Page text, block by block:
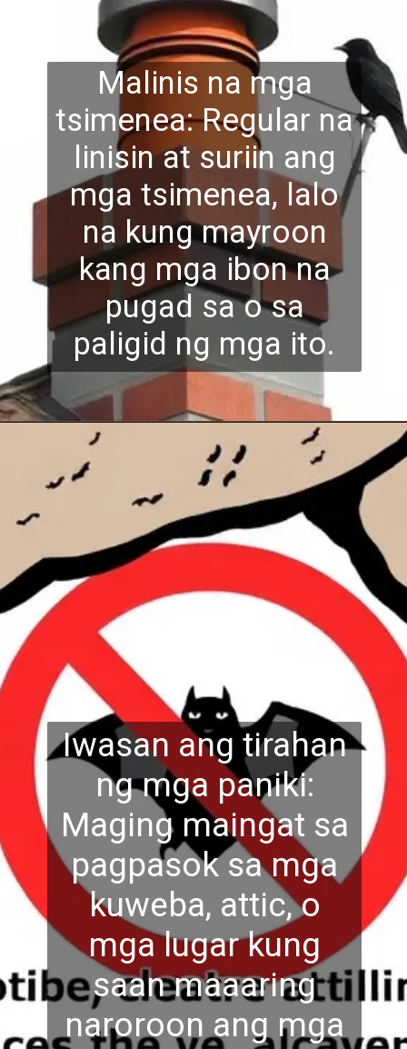
Malinis na mga
tsimenea: Regular na
linisin at suriin ang
mga tsimenea, lalo
na kung mayroon
kang mga ibon na
pugad sa o sa
paligid ng mga ito.
Iwasan ang tirahan
ng mga paniki:
Maging maingat sa
pagpasok sa mga
kuweba, attic, o
mga lugar kung
saan maaaring
naroroon ang mga